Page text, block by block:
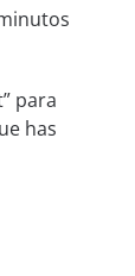
para
has